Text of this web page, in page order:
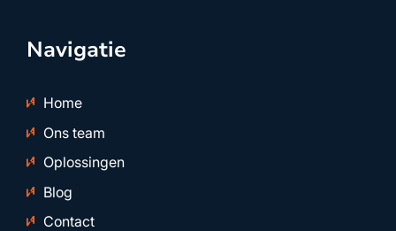
Navigatie
Home
Ons team
Oplossingen
Blog
Contact